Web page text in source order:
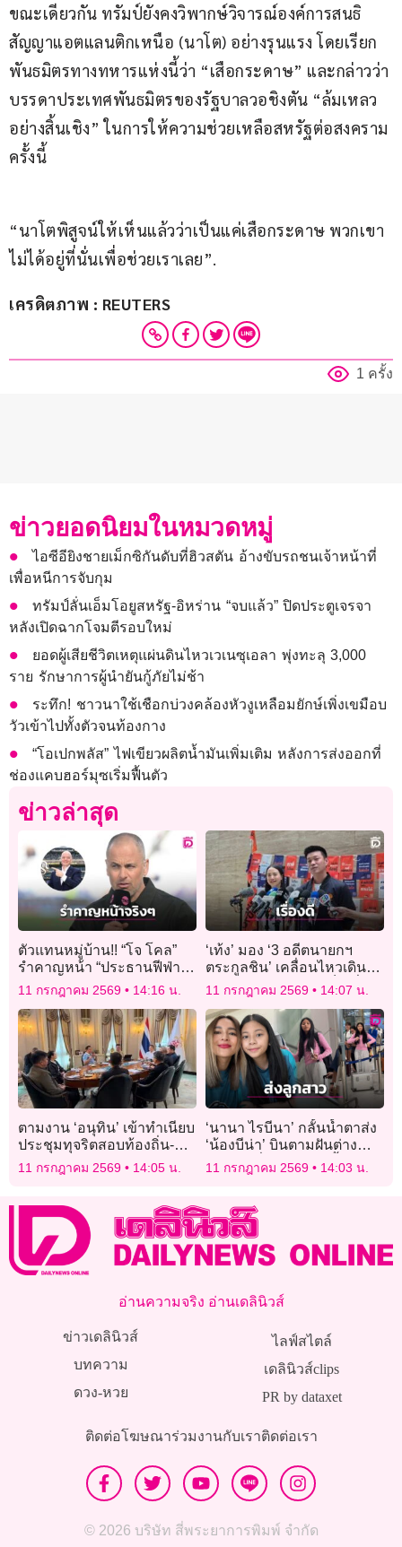
ขณะเดียวกัน ทรัมป์ยังคงวิพากษ์วิจารณ์องค์การสนธิ
สัญญาแอตแลนติกเหนือ (นาโต) อย่างรุนแรง โดยเรียก
พันธมิตรทางทหารแห่งนี้ว่า “เสือกระดาษ” และกล่าวว่า
บรรดาประเทศพันธมิตรของรัฐบาลวอชิงตัน “ล้มเหลว
อย่างสิ้นเชิง” ในการให้ความช่วยเหลือสหรัฐต่อสงคราม
ครั้งนี้
“นาโตพิสูจน์ให้เห็นแล้วว่าเป็นแค่เสือกระดาษ พวกเขา
ไม่ได้อยู่ที่นั่นเพื่อช่วยเราเลย”.
เครดิตภาพ : REUTERS
1 ครั้ง
ข่าวยอดนิยมในหมวดหมู่
ไอซีอียิงชายเม็กซิกันดับที่ฮิวสตัน อ้างขับรถชนเจ้าหน้าที่
เพื่อหนีการจับกุม
ทรัมป์ลั่นเอ็มโอยูสหรัฐ-อิหร่าน “จบแล้ว” ปิดประตูเจรจา
หลังเปิดฉากโจมตีรอบใหม่
ยอดผู้เสียชีวิตเหตุแผ่นดินไหวเวเนซุเอลา พุ่งทะลุ 3,000
ราย รักษาการผู้นำยันกู้ภัยไม่ช้า
ระทึก! ชาวนาใช้เชือกบ่วงคล้องหัวงูเหลือมยักษ์เพิ่งเขมือบ
วัวเข้าไปทั้งตัวจนท้องกาง
“โอเปกพลัส” ไฟเขียวผลิตน้ำมันเพิ่มเติม หลังการส่งออกที่
ช่องแคบฮอร์มุซเริ่มฟื้นตัว
ข่าวล่าสุด
ตัวแทนหมู่บ้าน!! “โจ โคล”
รำคาญหน้า “ประธานฟีฟ่า”
งง ทำไมบอลโลกต้องถ่าย
หน้าบ่อยๆ
11 กรกฎาคม 2569 14:16 น.
‘เท้ง’ มอง ‘3 อดีตนายกฯ
ตระกูลชิน’ เคลื่อนไหวเดิน
สายพบผู้นำอาเซียนเป็นเรื่อง
11 กรกฎาคม 2569 14:07 น.
ตามงาน ‘อนุทิน’ เข้าทำเนียบ
ประชุมทุจริตสอบท้องถิ่น-
รับมืออุทกภัย
11 กรกฎาคม 2569 14:05 น.
‘นานา ไรบีนา’ กลั้นน้ำตาส่ง
‘น้องบีน่า’ บินตามฝันต่าง
ประเทศลั่นข้อความซึ้งจับใจ
11 กรกฎาคม 2569 14:03 น.
อ่านความจริง อ่านเดลินิวส์
ข่าวเดลินิวส์
บทความ
ดวง-หวย
ไลฟ์สไตล์
เดลินิวส์clips
PR by dataxet
ติดต่อโฆษณาร่วมงานกับเราติดต่อเรา
© 2026 บริษัท สี่พระยาการพิมพ์ จำกัด